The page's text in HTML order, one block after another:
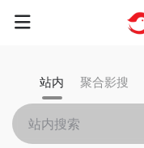
站内 聚合影搜